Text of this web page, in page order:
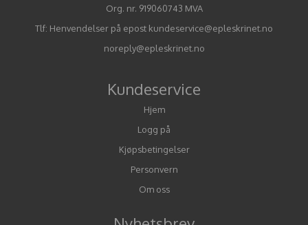
Org. nr. 919060743 MVA
Tlf: Henvendelser på epost kundeservice@epleskrinet.no
noreply@epleskrinet.no
Kundeservice
Hjem
Logg på
Kjøpsbetingelser
Personvern
Om oss